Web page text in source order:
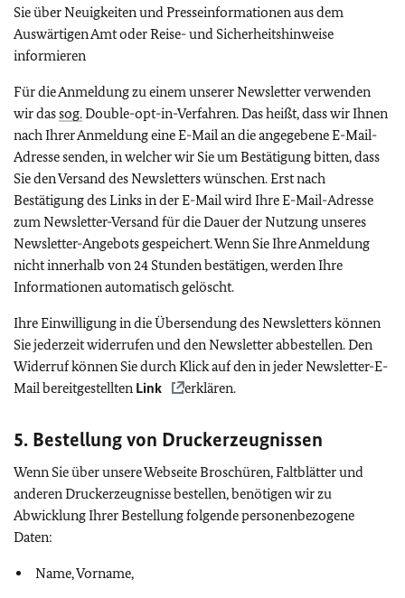
Sie über Neuigkeiten und Presseinformationen aus dem
Auswärtigen Amt oder Reise- und Sicherheitshinweise
informieren
Für die Anmeldung zu einem unserer Newsletter verwenden
wir dassog.Double-opt-in-Verfahren. Das heißt, dass wir Ihnen
nach Ihrer Anmeldung eine E-Mail an die angegebene E-Mail-
Adresse senden, in welcher wir Sie um Bestätigung bitten, dass
Sie den Versand des Newsletters wünschen. Erst nach
Bestätigung des Links in der E-Mail wird Ihre E-Mail-Adresse
zum Newsletter-Versand für die Dauer der Nutzung unseres
Newsletter-Angebots gespeichert. Wenn Sie Ihre Anmeldung
nicht innerhalb von 24 Stunden bestätigen, werden Ihre
Informationen automatisch gelöscht.
Ihre Einwilligung in die Übersendung des Newsletters können
Sie jederzeit widerrufen und den Newsletter abbestellen. Den
Widerruf können Sie durch Klick auf den in jeder Newsletter-E-
Mail bereitgestellten Link erklären.
5. Bestellung von Druckerzeugnissen
Wenn Sie über unsere Webseite Broschüren, Faltblätter und
anderen Druckerzeugnisse bestellen, benötigen wir zu
Abwicklung Ihrer Bestellung folgende personenbezogene
Daten:
Name, Vorname,